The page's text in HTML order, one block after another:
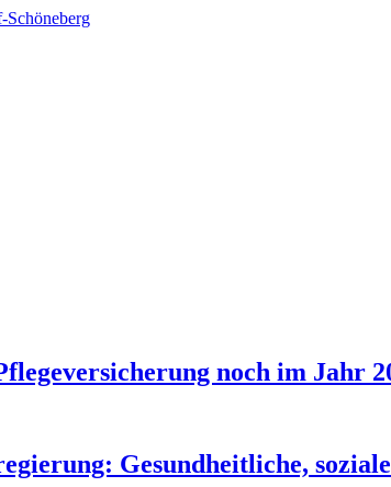
noch im Jahr
Gesundheitliche,